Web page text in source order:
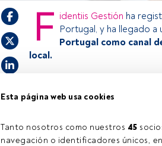
Esta página web usa cookies
Tanto nosotros como nuestros 45
navegación o identificadores únicos,
F identiis Gestión ha
Portugal, y ha llegado a
Portugal como canal
local.
Este es un artículo exclusivo
invitamos a registrarte y